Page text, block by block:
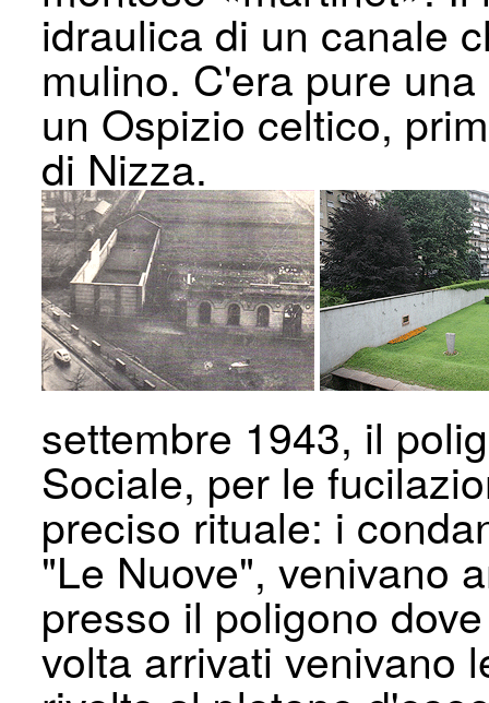
idraulica di un canale
mulino. C'era pure
un Ospizio celtico,
di Nizza.
settembre 1943, il
Sociale, per le
preciso rituale: i
"Le Nuove", venivano
presso il poligono
volta arrivati venivano